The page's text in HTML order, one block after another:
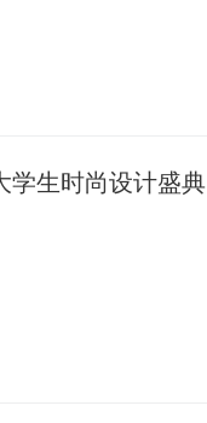
学生时尚设计盛典